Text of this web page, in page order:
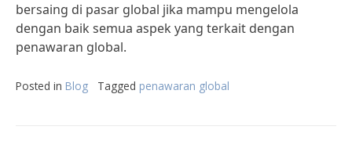
bersaing di pasar global jika mampu mengelola
dengan baik semua aspek yang terkait dengan
penawaran global.
Posted in Blog Tagged penawaran global